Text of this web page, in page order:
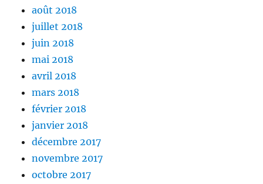
août 2018
juillet 2018
juin 2018
mai 2018
avril 2018
mars 2018
février 2018
janvier 2018
décembre 2017
novembre 2017
octobre 2017